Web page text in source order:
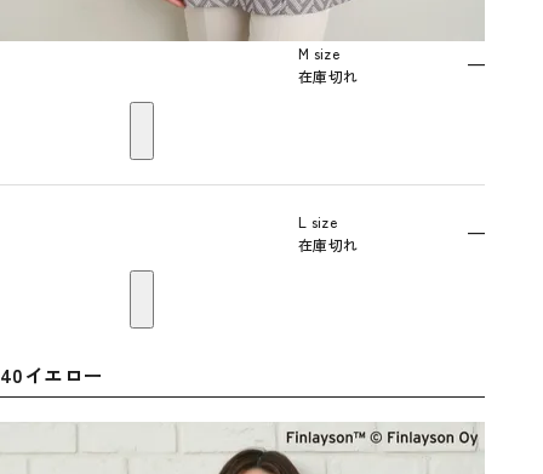
M size
在庫切れ
—
L size
在庫切れ
—
40イエロー